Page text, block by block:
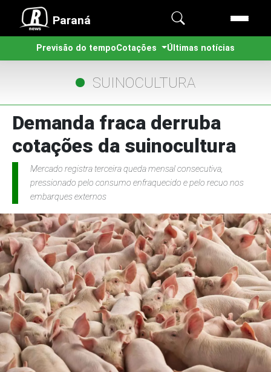
Paraná
Previsão do tempoCotações Últimas notícias
SUINOCULTURA
Demanda fraca derruba
cotações da suinocultura
Mercado registra terceira queda mensal consecutiva,
pressionado pelo consumo enfraquecido e pelo recuo nos
embarques externos